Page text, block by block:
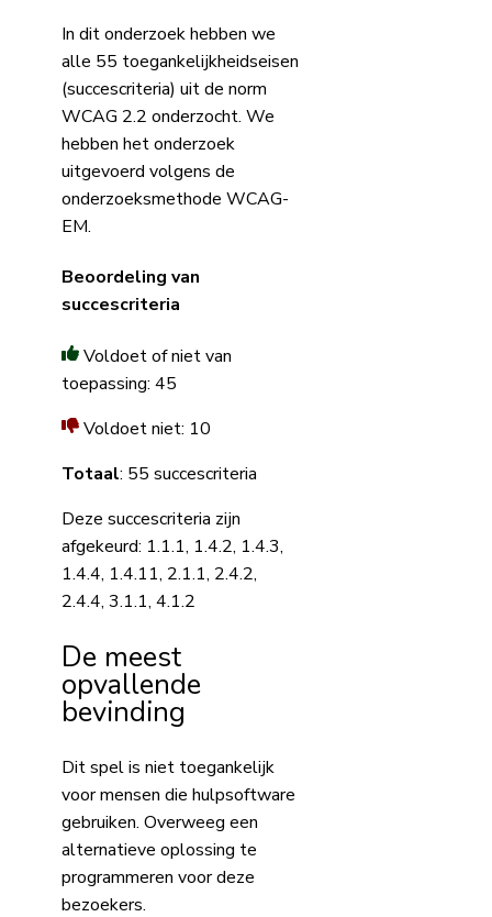
In dit onderzoek hebben we
alle 55 toegankelijkheidseisen
(succescriteria) uit de norm
WCAG 2.2 onderzocht. We
hebben het onderzoek
uitgevoerd volgens de
onderzoeksmethode WCAG-
EM.
Beoordeling van
succescriteria
Voldoet of niet van
toepassing: 45
Voldoet niet: 10
Totaal: 55 succescriteria
Deze succescriteria zijn
afgekeurd: 1.1.1, 1.4.2, 1.4.3,
1.4.4, 1.4.11, 2.1.1, 2.4.2,
2.4.4, 3.1.1, 4.1.2
De meest
opvallende
bevinding
Dit spel is niet toegankelijk
voor mensen die hulpsoftware
gebruiken. Overweeg een
alternatieve oplossing te
programmeren voor deze
bezoekers.